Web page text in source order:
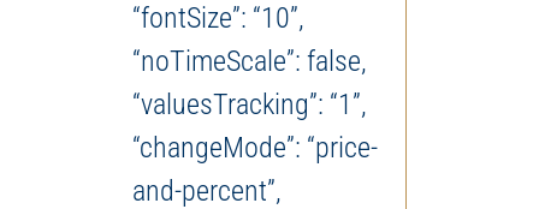
“fontSize”: “10”,
“noTimeScale”: false,
“valuesTracking”: “1”,
“changeMode”: “price-
and-percent”,